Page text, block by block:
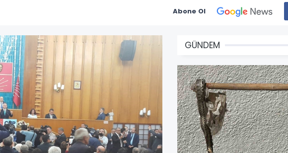
Abone Ol
GÜNDEM